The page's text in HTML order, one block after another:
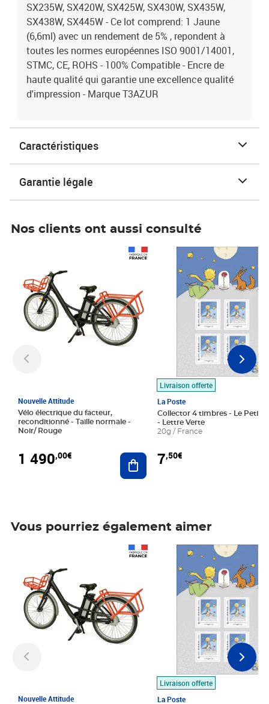
SX235W, SX420W, SX425W, SX430W, SX435W,
SX438W, SX445W - Ce lot comprend: 1 Jaune
(6,6ml) avec un rendement de 5% , repondent à
toutes les normes européennes ISO 9001/14001,
STMC, CE, ROHS - 100% Compatible - Encre de
haute qualité qui garantie une excellence qualité
d'impression - Marque T3AZUR
Caractéristiques
Garantie légale
Nos clients ont aussi consulté
Nouvelle Attitude
Vélo électrique du facteur,
reconditionné - Taille normale -
Noir/ Rouge
1 490,00€ Ajouter au panier
Livraison offerte
La Poste
Collector 4 timbres - Le Petit
- Lettre Verte
20g / France
7,50€
Prix 7,50€
Vous pourriez également aimer
Nouvelle Attitude
Livraison offerte
La Poste
Prix 7,50€